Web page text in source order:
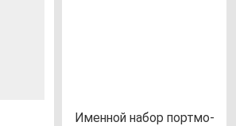
Имен­ной на­бор пор­тмо­